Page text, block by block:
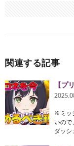
関連する記事
【プ
※ミッ
いので
ダッシ